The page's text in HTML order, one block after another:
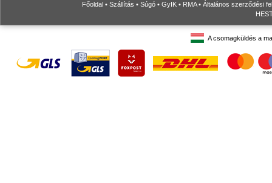
Főoldal • Szállítás • Súgó • GyIK • RMA• Általános szerződési
A csomagküldés a